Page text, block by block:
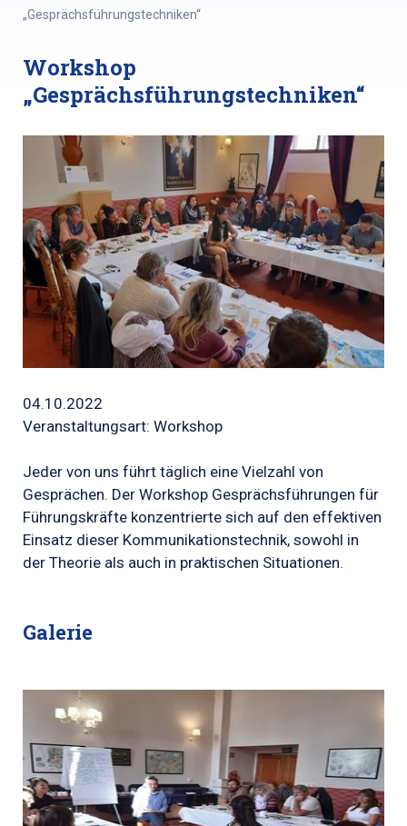
„Gesprächsführungstechniken“
Workshop
„Gesprächsführungstechniken“
04.10.2022
Veranstaltungsart: Workshop
Jeder von uns führt täglich eine Vielzahl von
Gesprächen. Der Workshop Gesprächsführungen für
Führungskräfte konzentrierte sich auf den effektiven
Einsatz dieser Kommunikationstechnik, sowohl in
der Theorie als auch in praktischen Situationen.
Galerie